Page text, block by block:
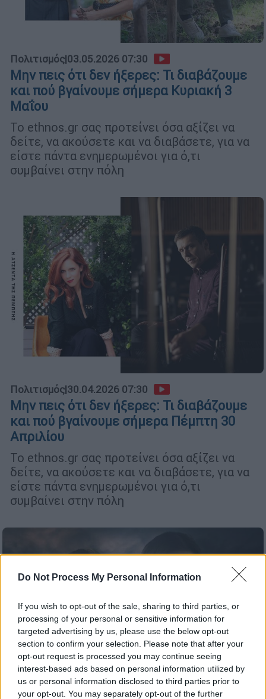
Do Not Process My Personal Information
If you wish to opt-out of the sale, sharing to third parties, or
processing of your personal or sensitive information for
targeted advertising by us, please use the below opt-out
section to confirm your selection. Please note that after your
opt-out request is processed you may continue seeing
interest-based ads based on personal information utilized by
us or personal information disclosed to third parties prior to
your opt-out. You may separately opt-out of the further
Πολιτισμός|03.05.2026 07:30
Μην πεις ότι δεν ήξερες: Τι διαβάζουμε
και πού βγαίνουμε σήμερα Κυριακή 3
Μαΐου
Το ethnos.gr σας προτείνει όσα αξίζει να
δείτε, να ακούσετε και να διαβάσετε, για να
είστε πάντα ενημερωμένοι για ό,τι
συμβαίνει στην πόλη
Πολιτισμός|30.04.2026 07:30
Μην πεις ότι δεν ήξερες: Τι διαβάζουμε
και πού βγαίνουμε σήμερα Πέμπτη 30
Απριλίου
Το ethnos.gr σας προτείνει όσα αξίζει να
δείτε, να ακούσετε και να διαβάσετε, για να
είστε πάντα ενημερωμένοι για ό,τι
συμβαίνει στην πόλη